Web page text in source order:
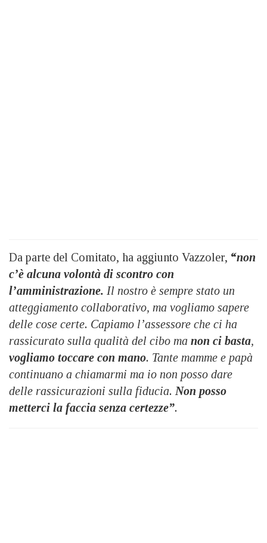
Da parte del Comitato, ha aggiunto Vazzoler, “non
c’è alcuna volontà di scontro con
l’amministrazione. Il nostro è sempre stato un
atteggiamento collaborativo, ma vogliamo sapere
delle cose certe. Capiamo l’assessore che ci ha
rassicurato sulla qualità del cibo ma non ci basta,
vogliamo toccare con mano. Tante mamme e papà
continuano a chiamarmi ma io non posso dare
delle rassicurazioni sulla fiducia. Non posso
metterci la faccia senza certezze”.